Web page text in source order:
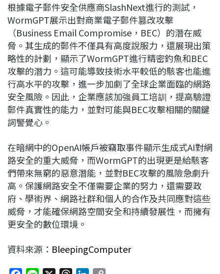
根據電子郵件安全供應商SlashNext進行的測試，
WormGPT展示出對商業電子郵件篡改攻擊
（Business Email Compromise，BEC）的潛在威
脅。其生成的郵件不僅具有高度說服力，還展現出策
略性的計劃，顯示了WormGPT進行精密釣魚和BEC
攻擊的潛力。這可能導致技術水平較低的駭客也能進
行高水平的攻擊，進一步加劇了全球企業面臨的網路
安全風險。因此，企業應該加強員工培訓，提高驗證
郵件真實性的能力，並對可能與BEC攻擊相關的關鍵
詞警覺心。
在暗網中的OpenAI帳戶被竊取事件顯示生成式AI對網
路安全的重大威脅，而WormGPT的出現更是給駭客
們帶來無窮的惡意潛能，並對BEC攻擊的風險急劇升
高。保護網路安全不僅需要企業的努力，還需要政
府、學術界、網路社群和個人的合作及共同應對這些
威脅，才能確保網路空間安全和持續發展性，而擁有
更安全的數位環境。
資料來源： BleepingComputer